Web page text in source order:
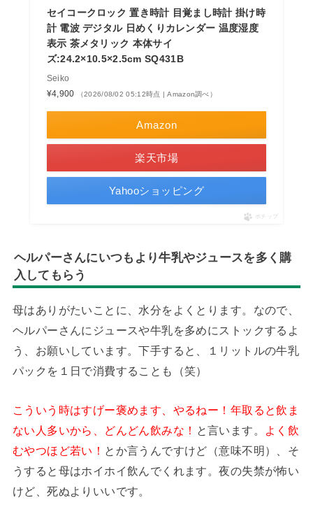
セイコークロック 置き時計 目覚まし時計 掛け時
計 電波 デジタル 日めくりカレンダー 温度湿度
表示 茶メタリック 本体サイ
ズ:24.2×10.5×2.5cm SQ431B
Seiko
¥4,900
（2026/08/02 05:12時点 | Amazon調べ）
Amazon
楽天市場
Yahooショッピング
ポチップ
ヘルパーさんにいつもより牛乳やジュースを多く購
入してもらう
母はありがたいことに、水分をよくとります。なので、
ヘルパーさんにジュースや牛乳を多めにストックするよ
う、お願いしています。下手すると、１リットルの牛乳
パックを１日で消費することも（笑）
こういう時はすげー褒めます、やるねー！年取ると飲ま
ない人多いから、どんどん飲みな！ と言います。
よく飲
むやつほど若い！ とか言うんですけど（意味不明）、そ
うすると母はホイホイ飲んでくれます。夜の失禁が怖い
けど、死ぬよりいいです。